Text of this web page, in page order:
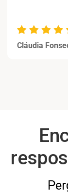
Cláudia